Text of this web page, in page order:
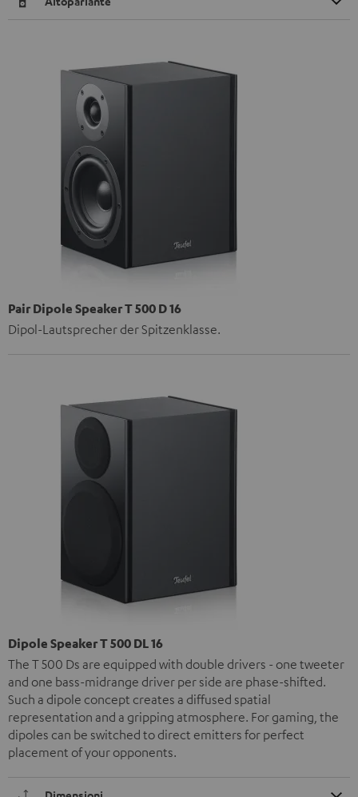
Pair Dipole Speaker T 500 D 16
Dipol-Lautsprecher der Spitzenklasse.
Dipole Speaker T 500 DL 16
The T 500 Ds are equipped with double drivers - one tweeter
and one bass-midrange driver per side are phase-shifted.
Such a dipole concept creates a diffused spatial
representation and a gripping atmosphere. For gaming, the
dipoles can be switched to direct emitters for perfect
placement of your opponents.